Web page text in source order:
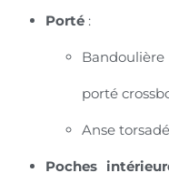
Porté :
porté
Anse
Poches